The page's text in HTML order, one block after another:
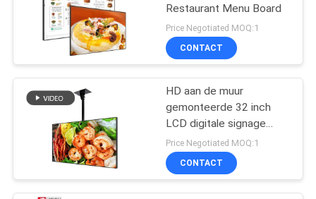
SITEMAP
PRIVACYBELEID
Interactieve
flatpanelweergave
49
Restaurant Menu Board
Price Negotiated MOQ:1
CONTACT
HD aan de muur
gemonteerde 32 inch
LCD digitale signage
reclamedisplay
Price Negotiated MOQ:1
CONTACT